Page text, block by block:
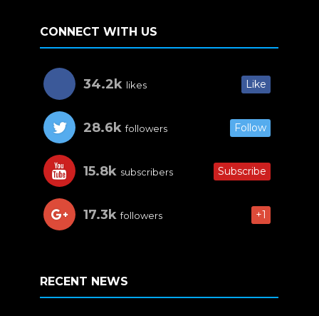
CONNECT WITH US
34.2k likes Like
28.6k followers Follow
15.8k subscribers Subscribe
17.3k followers +1
RECENT NEWS